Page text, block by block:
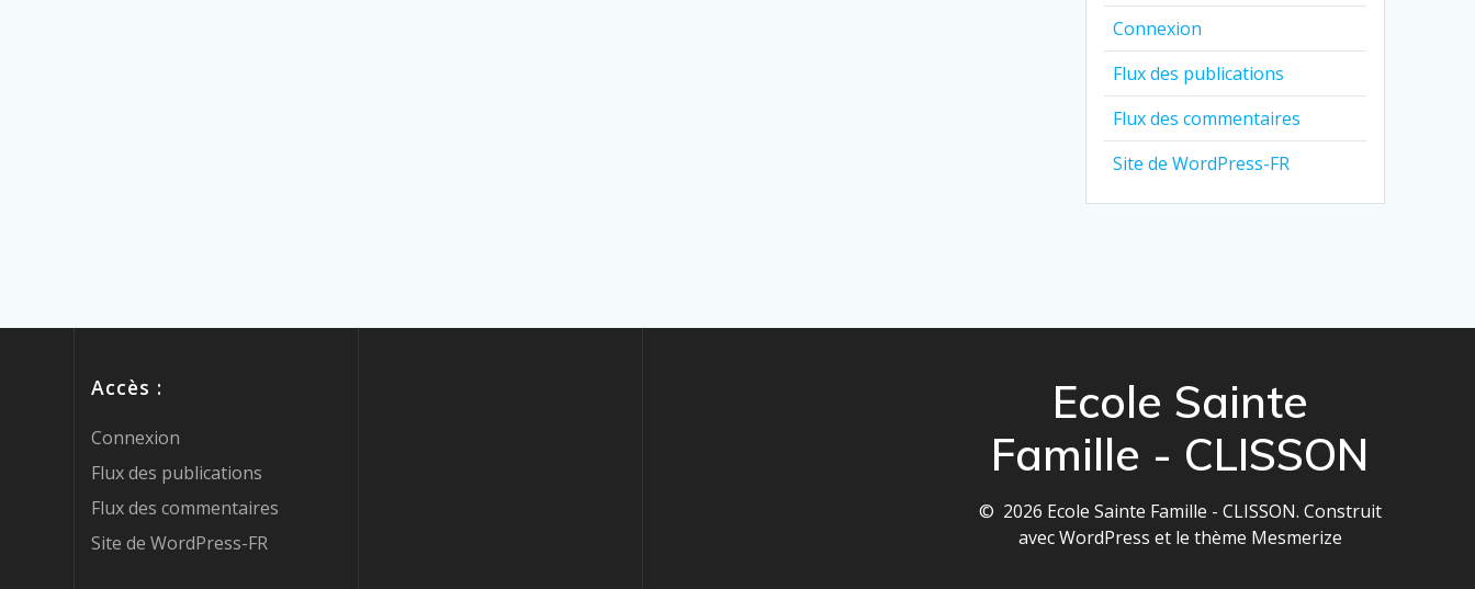
Connexion
Flux des publications
Flux des commentaires
Site de WordPress-FR
Accès :
Connexion
Flux des publications
Flux des commentaires
Site de WordPress-FR
Ecole Sainte
Famille - CLISSON
© 2026 Ecole Sainte Famille - CLISSON. Construit
avec WordPress et le thème Mesmerize